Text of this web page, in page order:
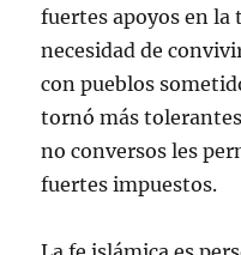
fuertes apoyos en
necesidad de
con pueblos
tornó más
no conversos les
fuertes impuestos.